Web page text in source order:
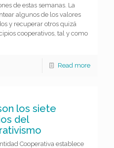
de estas semanas. La
algunos de los valores
y recuperar otros quizá
cooperativos, tal y como
Read more
los siete
del
Cooperativa establece